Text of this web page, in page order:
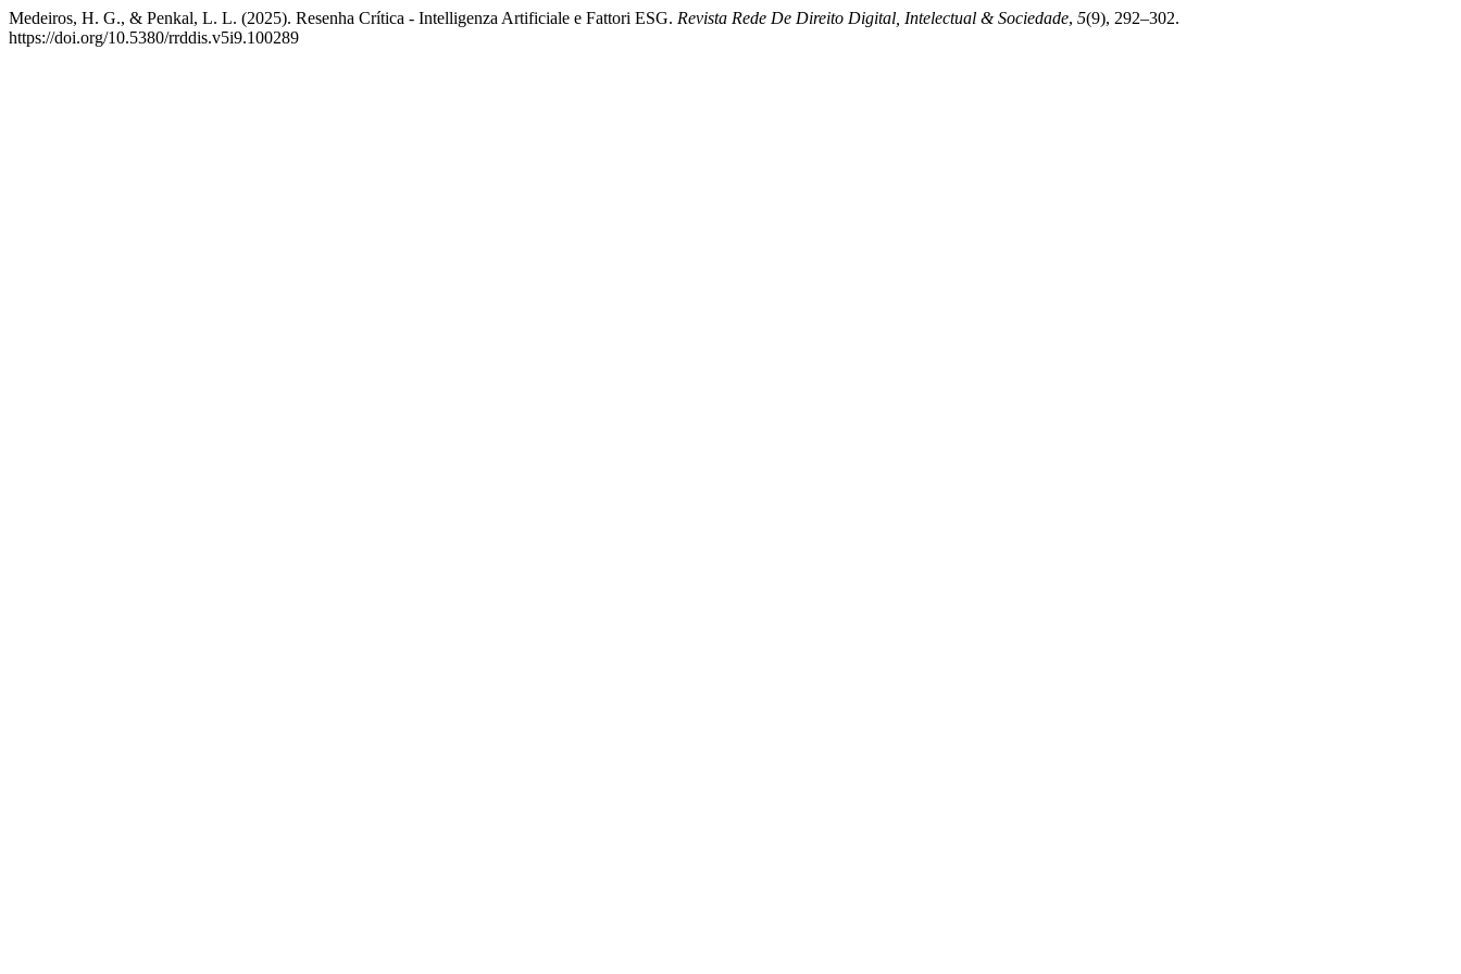
Medeiros, H. G., & Penkal, L. L. (2025). Resenha Crítica - Intelligenza Artificiale e Fattori ESG. Revista Rede De Direito Digital, Intelectual & Sociedade, 5(9), 292–302.
https://doi.org/10.5380/rrddis.v5i9.100289